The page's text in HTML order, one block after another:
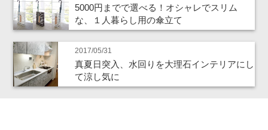
5000円までで選べる！オシャレでスリム
な、１人暮らし用の傘立て
2017/05/31
真夏日突入、水回りを大理石インテリアにし
て涼し気に